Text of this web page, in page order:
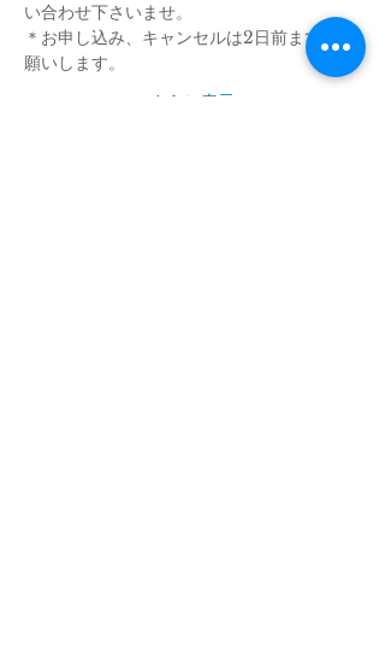
い合わせ下さいませ。
＊お申し込み、キャンセルは2日前までにお
願いします。
さらに表示